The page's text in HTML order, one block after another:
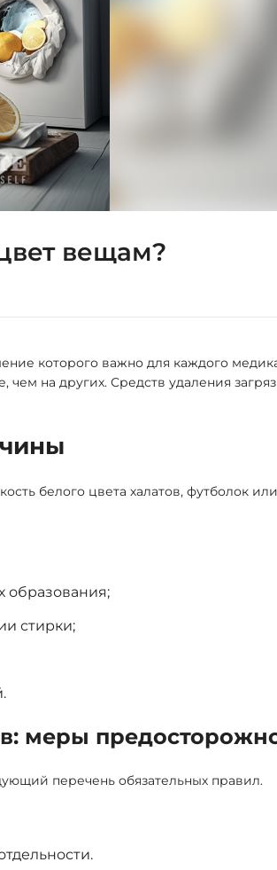
вещам?
которого важно для каждого
чем на других. Средств удаления
белого цвета халатов, футболок
образования;
стирки;
меры
перечень обязательных правил.